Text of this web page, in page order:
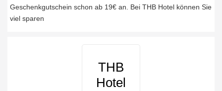
Geschenkgutschein schon ab 19€ an. Bei THB Hotel können Sie
viel sparen
THB
Hotel